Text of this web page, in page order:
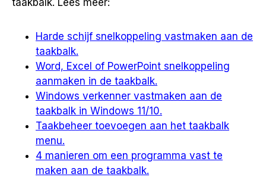
Harde schijf snelkoppeling vastmaken aan de
taakbalk.
Word, Excel of PowerPoint snelkoppeling
aanmaken in de taakbalk.
Windows verkenner vastmaken aan de
taakbalk in Windows 11/10.
Taakbeheer toevoegen aan het taakbalk
menu.
4 manieren om een programma vast te
maken aan de taakbalk.